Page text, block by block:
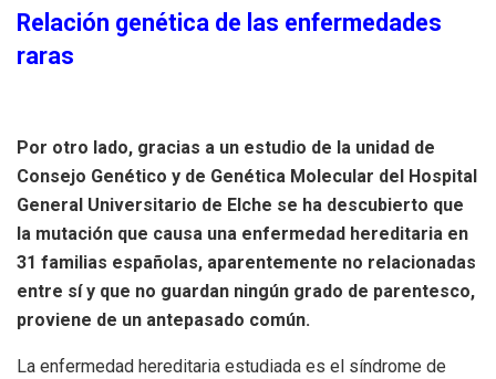
Relación genética de las enfermedades
raras
Por otro lado, gracias a un estudio de la unidad de
Consejo Genético y de Genética Molecular del Hospital
General Universitario de Elche se ha descubierto que
la mutación que causa una enfermedad hereditaria en
31 familias españolas, aparentemente no relacionadas
entre sí y que no guardan ningún grado de parentesco,
proviene de un antepasado común.
La enfermedad hereditaria estudiada es el síndrome de